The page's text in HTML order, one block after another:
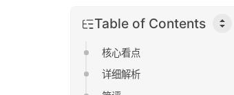
Table of Contents
核心看点
详细解析